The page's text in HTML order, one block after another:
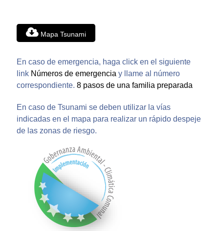
Mapa Tsunami
En caso de emergencia, haga click en el siguiente
link Números de emergencia y llame al número
correspondiente. 8 pasos de una familia preparada
En caso de Tsunami se deben utilizar la vías
indicadas en el mapa para realizar un rápido despeje
de las zonas de riesgo.